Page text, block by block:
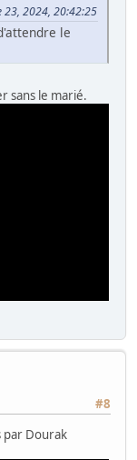
23, 2024, 20:42:25
le
sans le marié.
#8
par Dourak